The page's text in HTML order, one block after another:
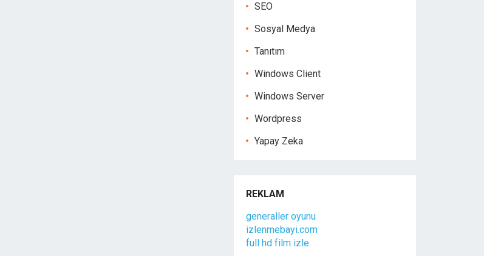
SEO
Sosyal Medya
Tanıtım
Windows Client
Windows Server
Wordpress
Yapay Zeka
REKLAM
generaller oyunu
izlenmebayi.com
full hd film izle